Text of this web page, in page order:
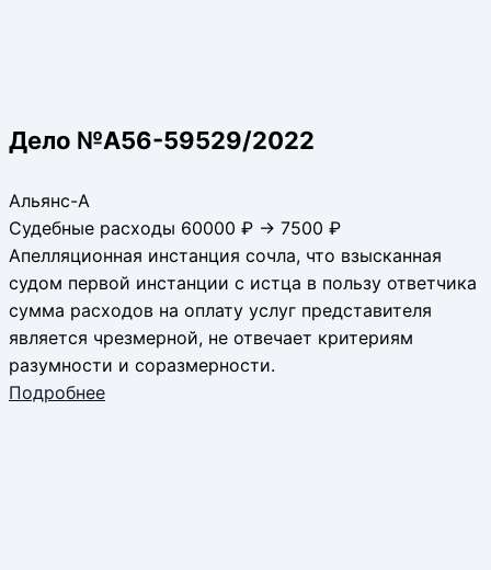
Дело №А56-59529/2022
Альянс-А
Судебные расходы 60000 ₽ → 7500 ₽
Апелляционная инстанция сочла, что взысканная
судом первой инстанции с истца в пользу ответчика
сумма расходов на оплату услуг представителя
является чрезмерной, не отвечает критериям
разумности и соразмерности.
Подробнее